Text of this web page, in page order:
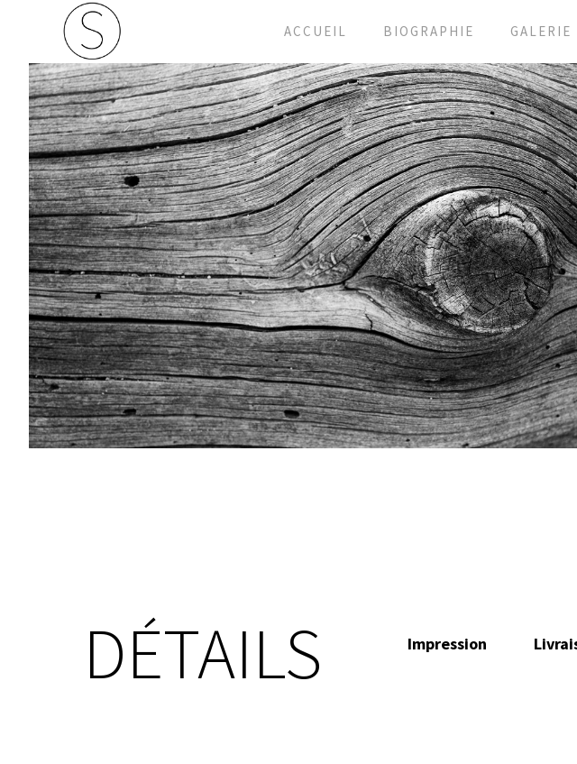
ACCUEIL BIOGRAPHIE GALERIE
DÉTAILS Impression